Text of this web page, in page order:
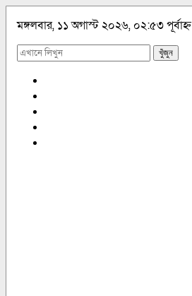
মঙ্গলবার, ১১ অগাস্ট ২০২৬, ০২:৫৩ পূর্বাহ্ন
খুঁজুন